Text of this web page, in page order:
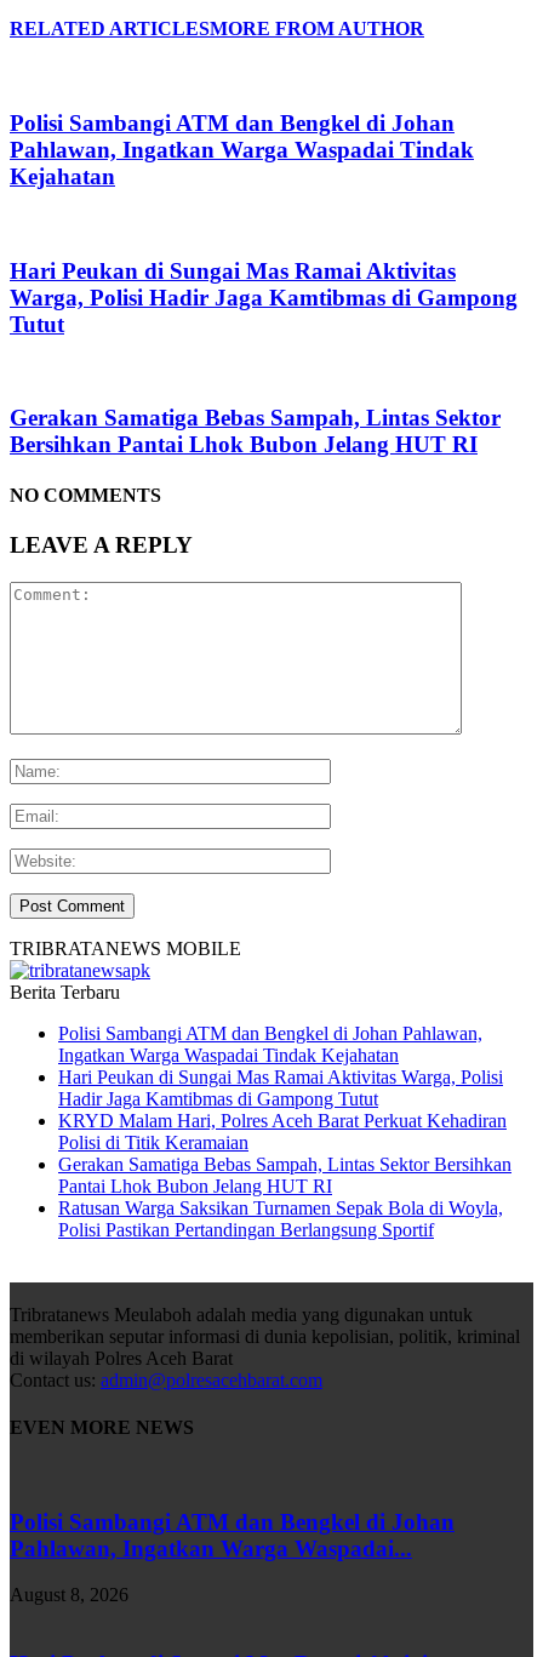
RELATED ARTICLESMORE FROM AUTHOR
Polisi Sambangi ATM dan Bengkel di Johan
Pahlawan, Ingatkan Warga Waspadai Tindak
Kejahatan
Hari Peukan di Sungai Mas Ramai Aktivitas
Warga, Polisi Hadir Jaga Kamtibmas di Gampong
Tutut
Gerakan Samatiga Bebas Sampah, Lintas Sektor
Bersihkan Pantai Lhok Bubon Jelang HUT RI
NO COMMENTS
LEAVE A REPLY
TRIBRATANEWS MOBILE
Berita Terbaru
Polisi Sambangi ATM dan Bengkel di Johan Pahlawan,
Ingatkan Warga Waspadai Tindak Kejahatan
Hari Peukan di Sungai Mas Ramai Aktivitas Warga, Polisi
Hadir Jaga Kamtibmas di Gampong Tutut
KRYD Malam Hari, Polres Aceh Barat Perkuat Kehadiran
Polisi di Titik Keramaian
Gerakan Samatiga Bebas Sampah, Lintas Sektor Bersihkan
Pantai Lhok Bubon Jelang HUT RI
Ratusan Warga Saksikan Turnamen Sepak Bola di Woyla,
Polisi Pastikan Pertandingan Berlangsung Sportif
Tribratanews Meulaboh adalah media yang digunakan untuk
memberikan seputar informasi di dunia kepolisian, politik, kriminal
di wilayah Polres Aceh Barat
Contact us: admin@polresacehbarat.com
EVEN MORE NEWS
Polisi Sambangi ATM dan Bengkel di Johan
Pahlawan, Ingatkan Warga Waspadai...
August 8, 2026